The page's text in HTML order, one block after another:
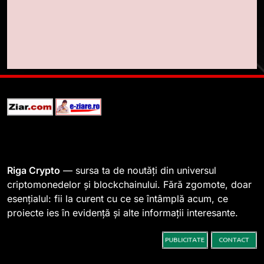
blockchain pentru a asigura
spre o depășire a pragului de
0,000005 dolari
STIRI
2
Regulamentul MiCA privind
serviciile crypto, obligatoriu de
la 1 iulie în România
Riga Crypto — sursa ta de noutăți din universul
criptomonedelor și blockchainului. Fără zgomote, doar
esențialul: fii la curent cu ce se întâmplă acum, ce
proiecte ies în evidență și alte informații interesante.